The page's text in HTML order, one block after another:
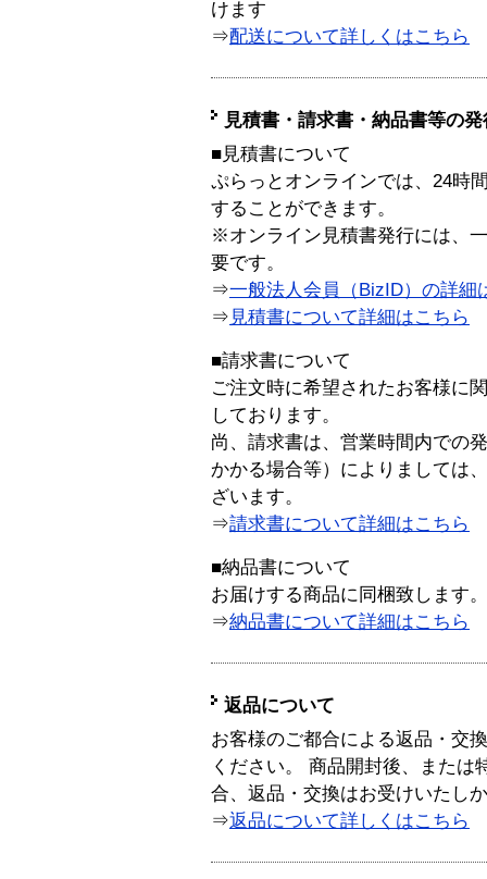
けます
⇒配送について詳しくはこちら
見積書・請求書・納品書等の
■見積書について
ぷらっとオンラインでは、24時
することができます。
※オンライン見積書発行には、
要です。
⇒一般法人会員（BizID）の詳細
⇒ 見積書について詳細はこちら
■請求書について
ご注文時に希望されたお客様に
しております。
尚、請求書は、営業時間内での
かかる場合等）によりましては
ざいます。
⇒請求書について詳細はこちら
■納品書について
お届けする商品に同梱致します。
⇒納品書について詳細はこちら
返品について
お客様のご都合による返品・交
ください。 商品開封後、または
合、返品・交換はお受けいたし
⇒返品について詳しくはこちら